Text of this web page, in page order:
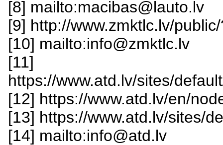
[8] mailto:macibas@lauto.lv
[9] http://www.zmktlc.lv/
[10] mailto:info@zmktlc.lv
[11]
https://www.atd.lv/sites/
[12] https://www.atd.lv/en/
[13] https://www.atd.lv/sites/
[14] mailto:info@atd.lv